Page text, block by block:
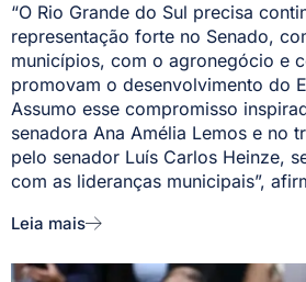
“O Rio Grande do Sul precisa
representação forte no Senado,
municípios, com o agronegócio e
promovam o desenvolvimento do
Assumo esse compromisso
senadora Ana Amélia Lemos e no
pelo senador Luís Carlos Heinze,
com as lideranças municipais”,
Leia mais